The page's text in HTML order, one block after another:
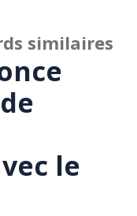
similaires
le